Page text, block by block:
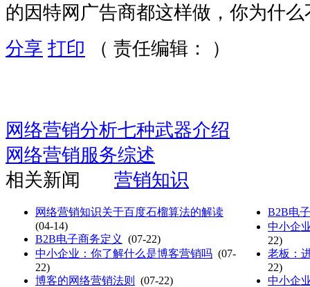
的因特网广告商都这样做，你为什么
分享 打印 （ 责任编辑： ）
网络营销分析七种武器介绍
网络营销服务综述
相关新闻
营销知识
网络营销知识关于百度石榴算法的解读
(04-14)
B2B电子商务定义
(07-22)
中小企业：你了解什么是博客营销吗 (07-
22)
博客的网络营销法则
(07-22)
B2B电
中小企
22)
老板：
22)
中小企